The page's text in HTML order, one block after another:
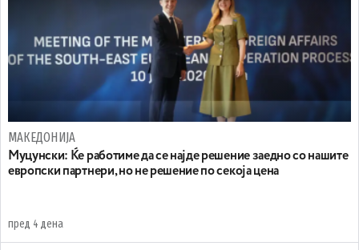
МАКЕДОНИЈА
Муцунски: Ќе работиме да се најде решение заедно со нашите
европски партнери, но не решение по секоја цена
пред 4 дена